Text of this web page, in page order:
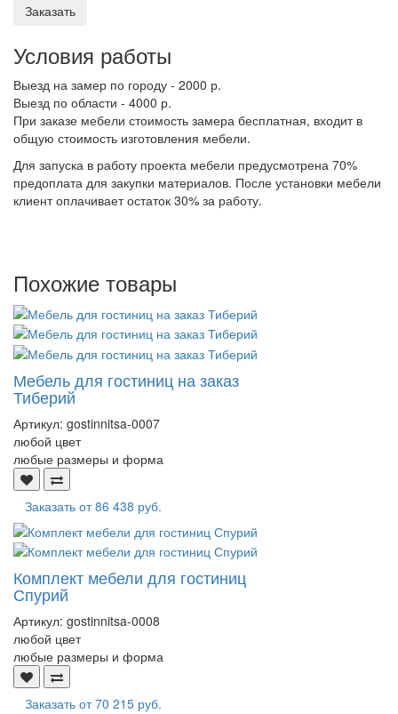
Заказать
Условия работы
Выезд на замер по городу - 2000 р.
Выезд по области - 4000 р.
При заказе мебели стоимость замера бесплатная, входит в
общую стоимость изготовления мебели.
Для запуска в работу проекта мебели предусмотрена 70%
предоплата для закупки материалов. После установки мебели
клиент оплачивает остаток 30% за работу.
Похожие товары
Мебель для гостиниц на заказ
Тиберий
Артикул: gostinnitsa-0007
любой цвет
любые размеры и форма
Заказать от86 438 руб.
Комплект мебели для гостиниц
Спурий
Артикул: gostinnitsa-0008
любой цвет
любые размеры и форма
Заказать от70 215 руб.